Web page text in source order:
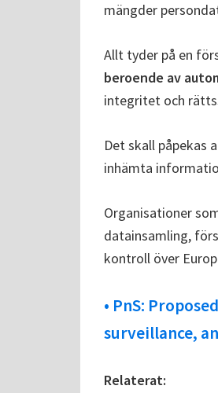
mängder
Allt tyder på en
beroende av
integritet och
Det skall påpekas
inhämta
Organisationer
datainsamling,
kontroll över
• PnS:
surveillance,
Relaterat: